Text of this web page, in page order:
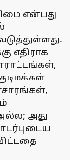
என்பது
எதிராக
அது